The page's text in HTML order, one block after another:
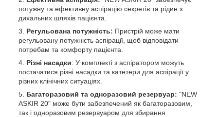
потужну та ефективну аспірацію секретів та рідин з
дихальних шляхів пацієнта.
Регульована потужність: Пристрій може мати
регульовану потужність аспірації, щоб відповідати
потребам та комфорту пацієнта.
Різні насадки: У комплекті з аспіратором можуть
постачатися різні насадки та катетери для аспірації у
різних клінічних ситуаціях.
Багаторазовий та одноразовий резервуар: "NEW
ASKIR 20" може бути забезпечений як багаторазовим,
так і одноразовим резервуаром для збирання